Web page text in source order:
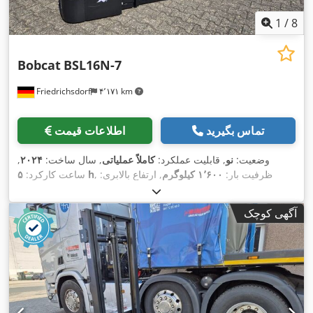
1 /8
Friedrichsdorf ۴٬۱۷۱ km
Bobcat BSL16N-7
اطلاعات قیمت تماس بگیرید
وضعیت: نو, قابلیت عملکرد:کاملاً عملیاتی, سال ساخت: ۲۰۲۴,
ساعت کارکرد: ۵ h , ظرفیت بار: ۱٬۶۰۰ کیلوگرم
, ارتفاع بالابری:
۱٬۴۲۰ میلی‌متر
نوع دکل:تریپلکس, ارتفاع سازه:۲٬۰۰۸ میلی‌متر
, طول شاخک‌ها:
۱٬۱۵۰ میلی‌متر
, وزن خالی: ۱٬۳۴۰ کیلوگرم , طول کل:۱٬۹۶۴
میلی‌متر
Elektro , عرض ساخت:۸۲۰
میلی‌متر,
آگهی کوچک